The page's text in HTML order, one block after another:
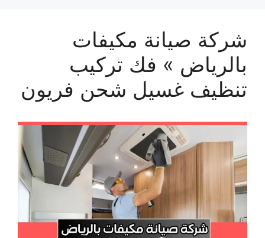
شركة صيانة مكيفات
بالرياض » فك تركيب
تنظيف غسيل شحن فريون